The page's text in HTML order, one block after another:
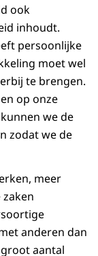
ook
inhoudt.
persoonlijke
moet wel
te brengen.
op onze
we de
zodat we de
meer
anderen dan
aantal